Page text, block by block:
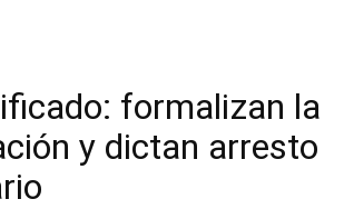
formalizan la
y dictan arresto